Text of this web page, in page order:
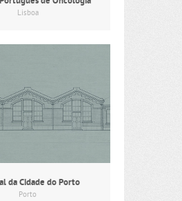
Lisboa
da Cidade do Porto
Porto